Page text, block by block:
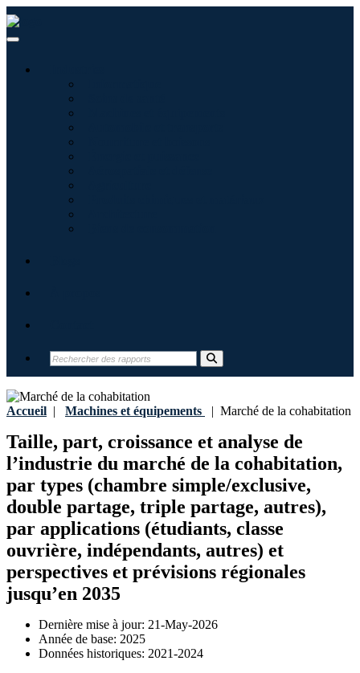
Accueil | Machines et équipements | Marché de la cohabitation
Taille, part, croissance et analyse de
l’industrie du marché de la cohabitation,
par types (chambre simple/exclusive,
double partage, triple partage, autres),
par applications (étudiants, classe
ouvrière, indépendants, autres) et
perspectives et prévisions régionales
jusqu’en 2035
Dernière mise à jour: 21-May-2026
Année de base: 2025
Données historiques: 2021-2024